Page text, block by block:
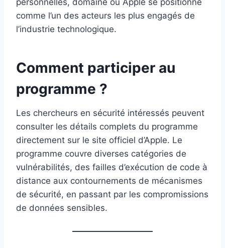
comme l’un des acteurs les plus engagés de
l’industrie technologique.
Comment participer au
programme ?
Les chercheurs en sécurité intéressés peuvent
consulter les détails complets du programme
directement sur le site officiel d’Apple. Le
programme couvre diverses catégories de
vulnérabilités, des failles d’exécution de code à
distance aux contournements de mécanismes
de sécurité, en passant par les compromissions
de données sensibles.